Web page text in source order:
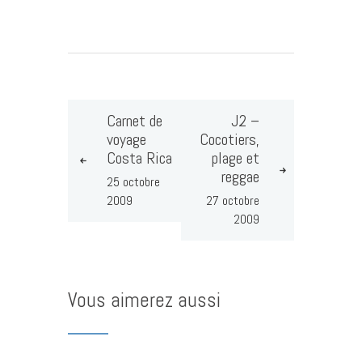
Carnet de
voyage
Costa Rica
25 octobre
2009
J2 –
Cocotiers,
plage et
reggae
27 octobre
2009
Vous aimerez aussi